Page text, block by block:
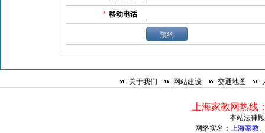
* 移动电话
关于我们 网站建设 交通地图
上海家教网热线
本站法律
网络实名： 上海家教